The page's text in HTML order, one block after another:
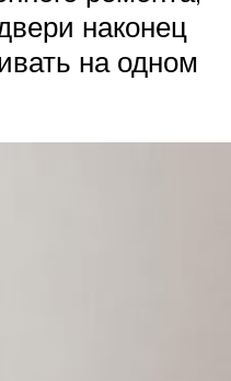
наконец
на одном